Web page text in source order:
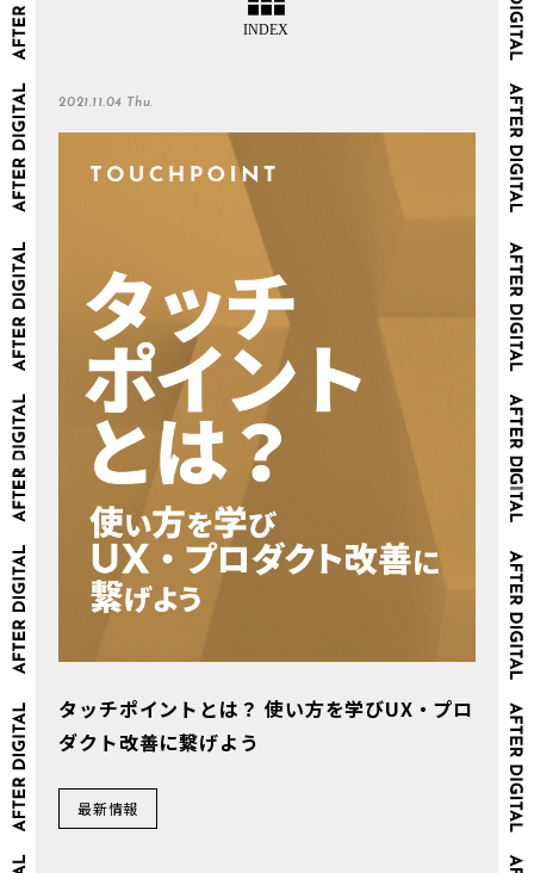
2021.11.04 Thu.
タッチポイントとは？ 使い方を学びUX・プロ
ダクト改善に繋げよう
最新情報